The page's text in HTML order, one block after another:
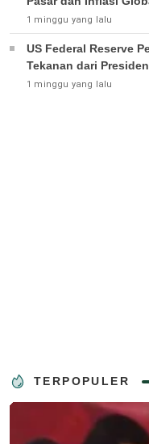
1 minggu yang lalu
US Federal Reserve
Tekanan dari
1 minggu yang lalu
TERPOPULER